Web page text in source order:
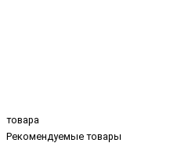
товара
Рекомендуемые товары